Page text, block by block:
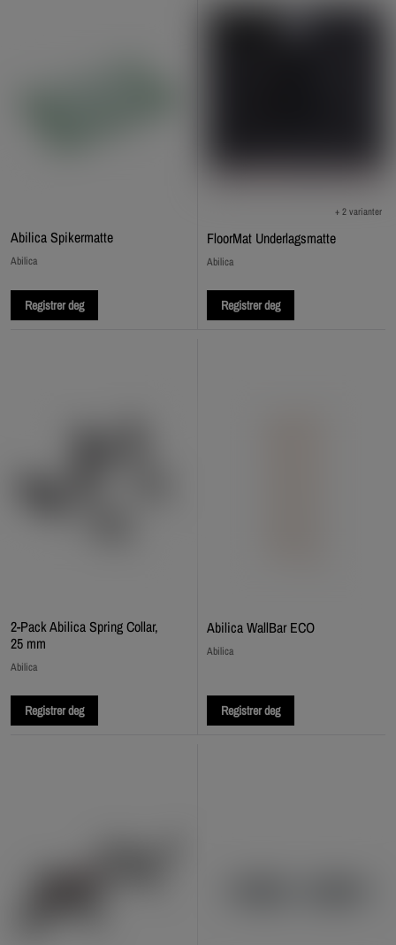
Abilica Spikermatte
Abilica
Registrer deg
FloorMat Underlagsmatte
+ 2 varianter
Abilica
Registrer deg
2-Pack Abilica Spring Collar,
25 mm
Abilica
Registrer deg
Abilica WallBar ECO
Abilica
Registrer deg